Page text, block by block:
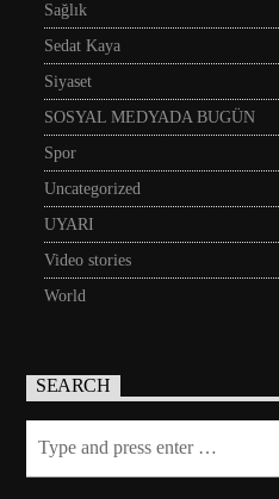
Sağlık
Sedat Kaya
Siyaset
SOSYAL MEDYADA BUGÜN
Spor
Uncategorized
UYARI
Video stories
World
SEARCH